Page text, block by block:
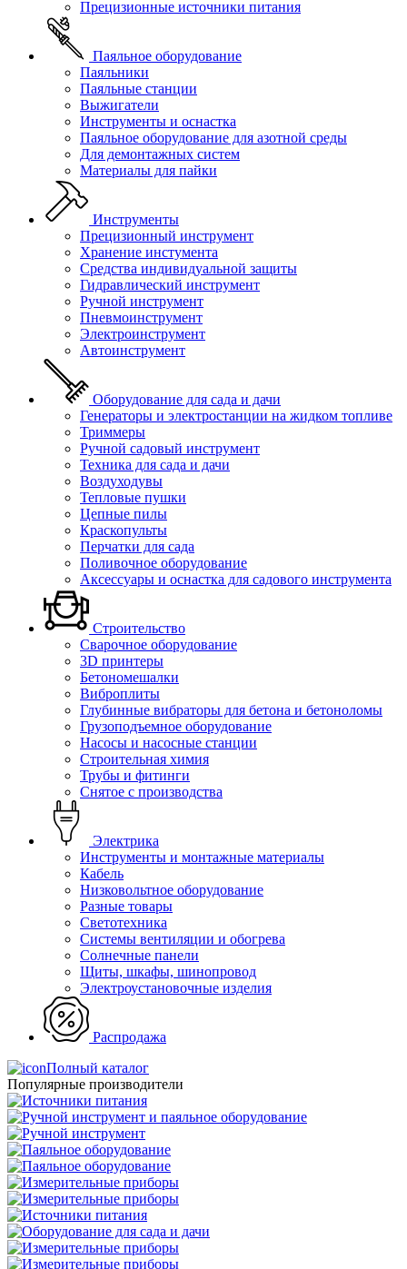
Прецизионные источники питания
Паяльное оборудование
Паяльники
Паяльные станции
Выжигатели
Инструменты и оснастка
Паяльное оборудование для азотной среды
Для демонтажных систем
Материалы для пайки
Инструменты
Прецизионный инструмент
Хранение инстумента
Средства индивидуальной защиты
Гидравлический инструмент
Ручной инструмент
Пневмоинструмент
Электроинструмент
Автоинструмент
Оборудование для сада и дачи
Генераторы и электростанции на жидком топливе
Триммеры
Ручной садовый инструмент
Техника для сада и дачи
Воздуходувы
Тепловые пушки
Цепные пилы
Краскопульты
Перчатки для сада
Поливочное оборудование
Аксессуары и оснастка для садового инструмента
Строительство
Сварочное оборудование
3D принтеры
Бетономешалки
Виброплиты
Глубинные вибраторы для бетона и бетоноломы
Грузоподъемное оборудование
Насосы и насосные станции
Строительная химия
Трубы и фитинги
Снятое с производства
Электрика
Инструменты и монтажные материалы
Кабель
Низковольтное оборудование
Разные товары
Светотехника
Системы вентиляции и обогрева
Солнечные панели
Щиты, шкафы, шинопровод
Электроустановочные изделия
Распродажа
Полный каталог
Популярные производители